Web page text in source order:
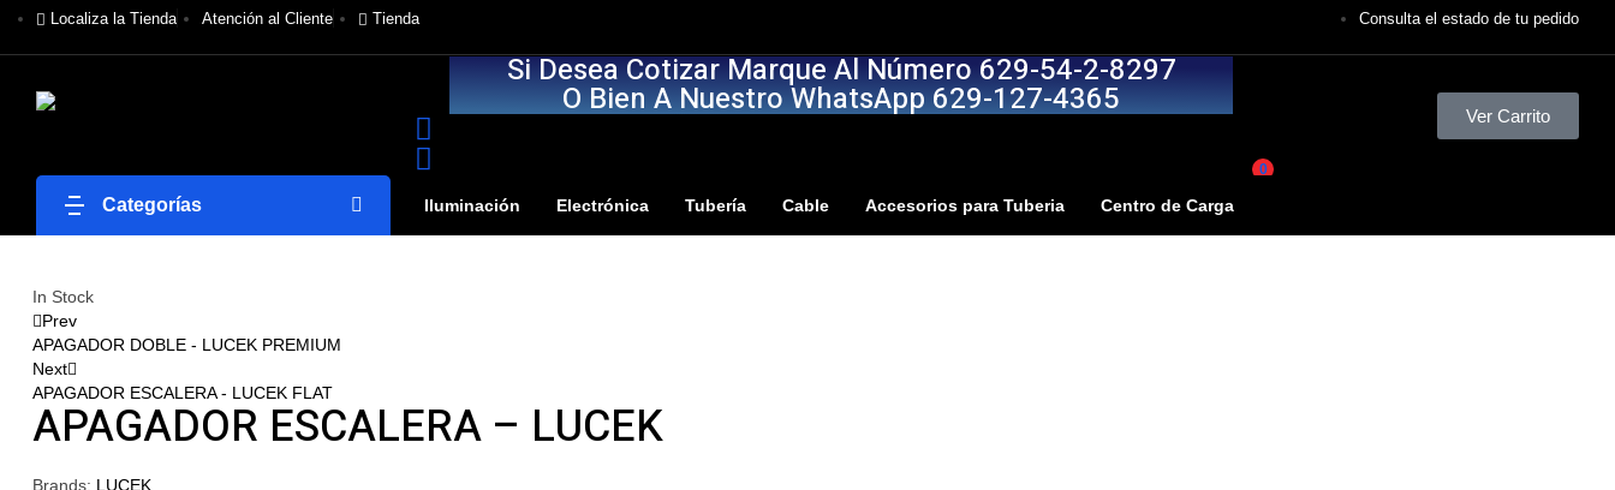
Localiza la Tienda Atención al Cliente Tienda Consulta el estado de tu pedido
Si Desea Cotizar Marque Al Número 629-54-2-8297
O Bien A Nuestro WhatsApp 629-127-4365
0
Ver Carrito
Categorías Iluminación Electrónica Tubería Cable Accesorios para Tuberia Centro de Carga
In Stock
Prev
APAGADOR DOBLE - LUCEK PREMIUM
Next
APAGADOR ESCALERA - LUCEK FLAT
APAGADOR ESCALERA – LUCEK
Brands: LUCEK